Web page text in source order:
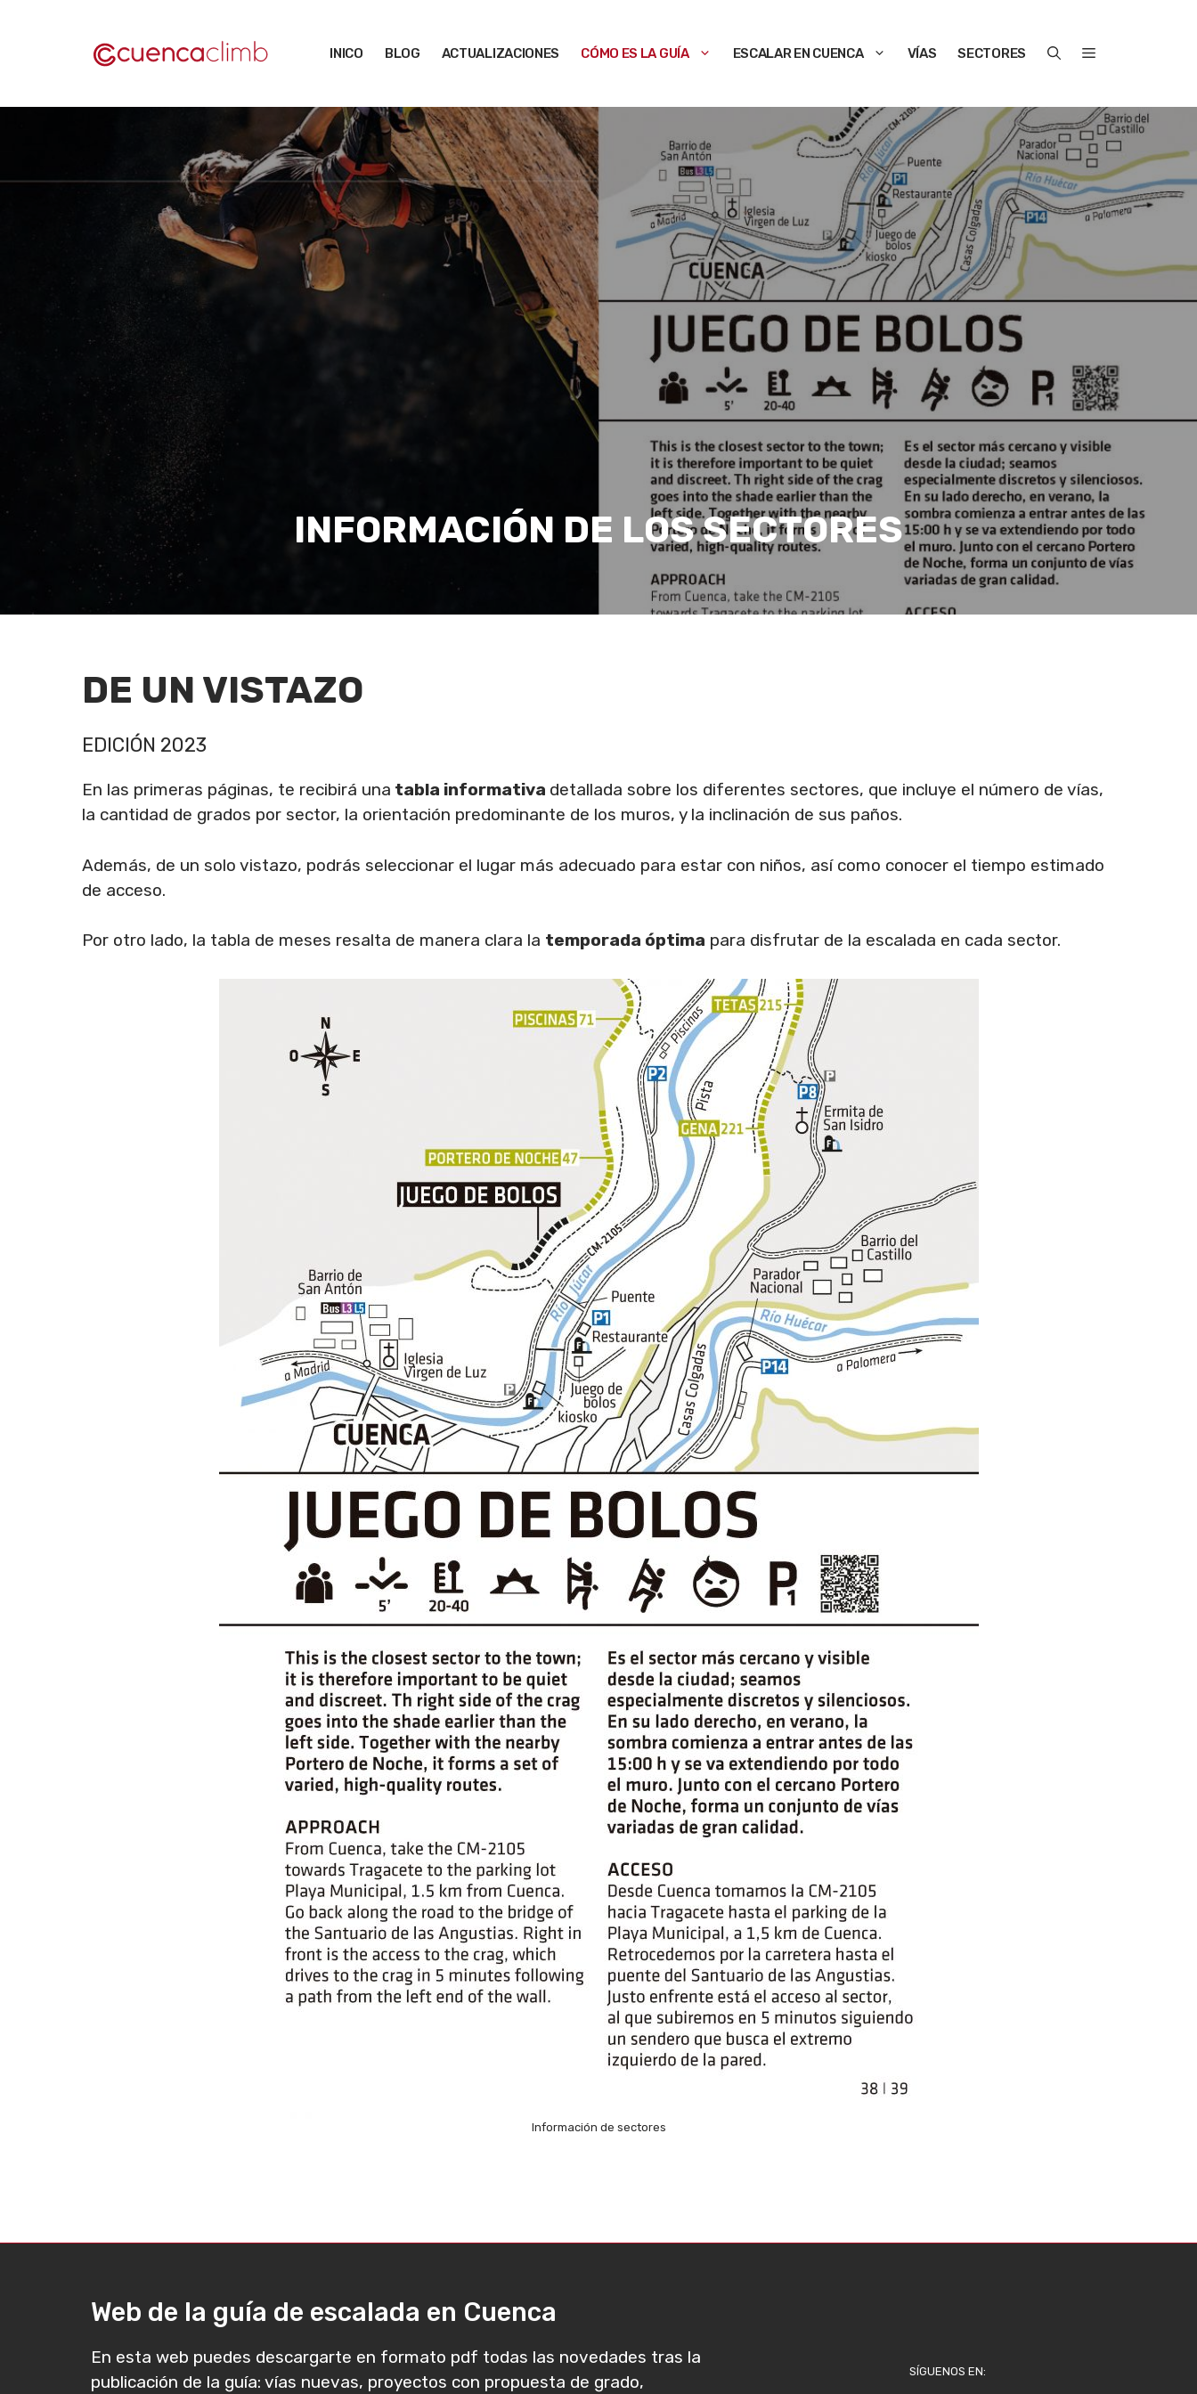
INICO BLOG ACTUALIZACIONES CÓMO ES LA GUÍA ESCALAR EN CUENCA VÍAS SECTORES
INFORMACIÓN DE LOS SECTORES
DE UN VISTAZO
EDICIÓN 2023
En las primeras páginas, te recibirá una tabla informativa detallada sobre los diferentes sectores, que incluye el número de vías,
la cantidad de grados por sector, la orientación predominante de los muros, y la inclinación de sus paños.
Además, de un solo vistazo, podrás seleccionar el lugar más adecuado para estar con niños, así como conocer el tiempo estimado
de acceso.
Por otro lado, la tabla de meses resalta de manera clara la temporada óptima para disfrutar de la escalada en cada sector.
Información de sectores
Web de la guía de escalada en Cuenca
En esta web puedes descargarte en formato pdf todas las novedades tras la
publicación de la guía: vías nuevas, proyectos con propuesta de grado,
SÍGUENOS EN: